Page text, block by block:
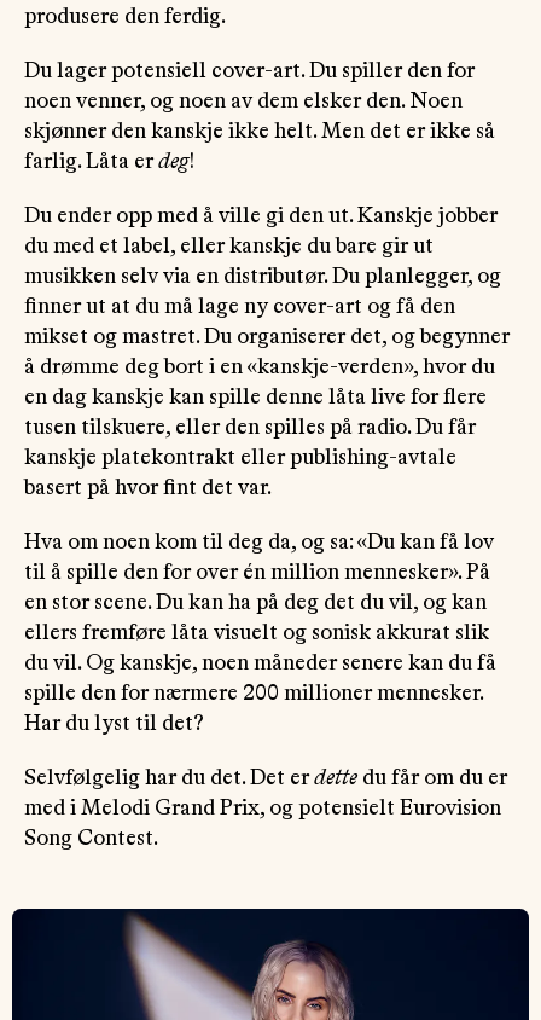
produsere den ferdig.
Du lager potensiell cover-art. Du spiller den for
noen venner, og noen av dem elsker den. Noen
skjønner den kanskje ikke helt. Men det er ikke så
farlig. Låta erdeg!
Du ender opp med å ville gi den ut. Kanskje jobber
du med et label, eller kanskje du bare gir ut
musikken selv via en distributør. Du planlegger, og
finner ut at du må lage ny cover-art og få den
mikset og mastret. Du organiserer det, og begynner
å drømme deg bort i en «kanskje-verden», hvor du
en dag kanskje kan spille denne låta live for flere
tusen tilskuere, eller den spilles på radio. Du får
kanskje platekontrakt eller publishing-avtale
basert på hvor fint det var.
Hva om noen kom til deg da, og sa: «Du kan få lov
til å spille den for over én million mennesker». På
en stor scene. Du kan ha på deg det du vil, og kan
ellers fremføre låta visuelt og sonisk akkurat slik
du vil. Og kanskje, noen måneder senere kan du få
spille den for nærmere 200 millioner mennesker.
Har du lyst til det?
Selvfølgelig har du det. Det erdette du får om du er
med i Melodi Grand Prix, og potensielt Eurovision
Song Contest.